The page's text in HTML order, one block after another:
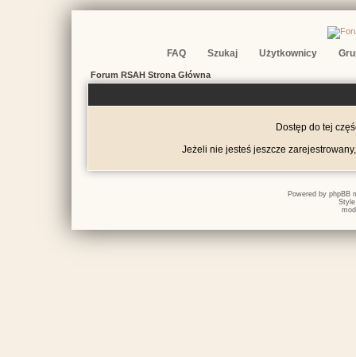
FAQ Szukaj Użytkownicy
Forum RSAH Strona Główna
Dostęp do tej
Jeżeli nie jesteś jeszcze
Powered by phpBB